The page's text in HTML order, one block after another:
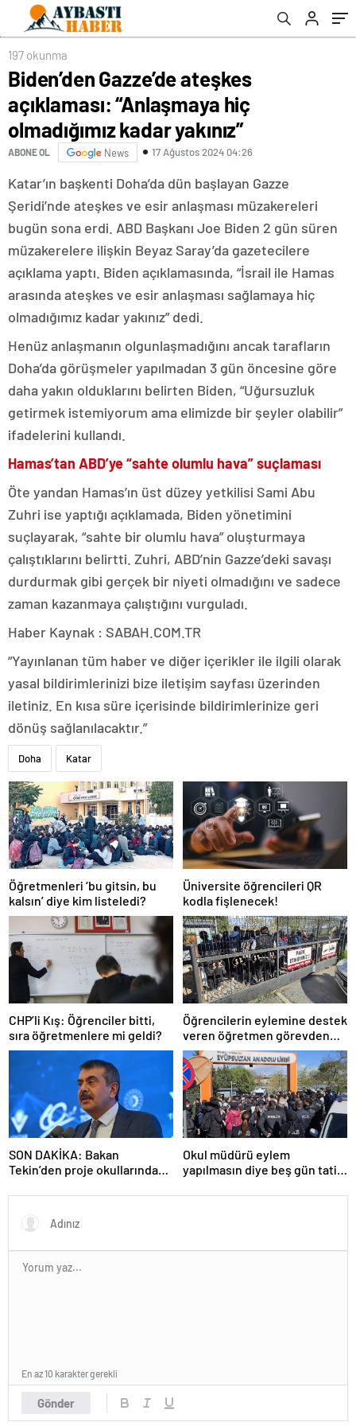
197 okunma
Biden’den Gazze’de ateşkes
açıklaması: “Anlaşmaya hiç
olmadığımız kadar yakınız”
ABONE OL News 17 Ağustos 2024 04:26
Katar’ın başkenti Doha’da dün başlayan Gazze
Şeridi’nde ateşkes ve esir anlaşması müzakereleri
bugün sona erdi. ABD Başkanı Joe Biden 2 gün süren
müzakerelere ilişkin Beyaz Saray’da gazetecilere
açıklama yaptı. Biden açıklamasında, “İsrail ile Hamas
arasında ateşkes ve esir anlaşması sağlamaya hiç
olmadığımız kadar yakınız” dedi.
Henüz anlaşmanın olgunlaşmadığını ancak tarafların
Doha’da görüşmeler yapılmadan 3 gün öncesine göre
daha yakın olduklarını belirten Biden, “Uğursuzluk
getirmek istemiyorum ama elimizde bir şeyler olabilir”
ifadelerini kullandı.
Hamas’tan ABD’ye “sahte olumlu hava” suçlaması
Öte yandan Hamas’ın üst düzey yetkilisi Sami Abu
Zuhri ise yaptığı açıklamada, Biden yönetimini
suçlayarak, “sahte bir olumlu hava” oluşturmaya
çalıştıklarını belirtti. Zuhri, ABD’nin Gazze’deki savaşı
durdurmak gibi gerçek bir niyeti olmadığını ve sadece
zaman kazanmaya çalıştığını vurguladı.
Haber Kaynak : SABAH.COM.TR
“Yayınlanan tüm haber ve diğer içerikler ile ilgili olarak
yasal bildirimlerinizi bize iletişim sayfası üzerinden
iletiniz. En kısa süre içerisinde bildirimlerinize geri
dönüş sağlanılacaktır.”
Doha Katar
Öğretmenleri ‘bu gitsin, bu
kalsın’ diye kim listeledi?
Üniversite öğrencileri QR
kodla fişlenecek!
CHP’li Kış: Öğrenciler bitti,
sıra öğretmenlere mi geldi?
Öğrencilerin eylemine destek
veren öğretmen görevden
uzaklaştırıldı
SON DAKİKA: Bakan
Tekin’den proje okullarındaki
Okul müdürü eylem
yapılmasın diye beş gün tatil
Gönder
En az 10 karakter gerekli